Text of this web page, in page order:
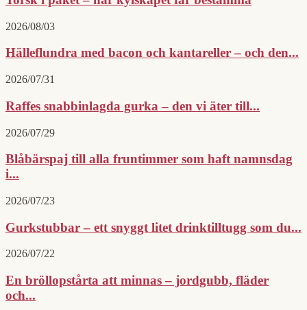
2026/08/03
Hälleflundra med bacon och kantareller – och den...
2026/07/31
Raffes snabbinlagda gurka – den vi äter till...
2026/07/29
Blåbärspaj till alla fruntimmer som haft namnsdag
i...
2026/07/23
Gurkstubbar – ett snyggt litet drinktilltugg som du...
2026/07/22
En bröllopstårta att minnas – jordgubb, fläder
och...